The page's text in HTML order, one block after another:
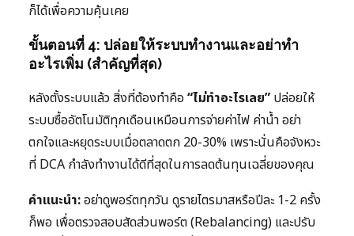
ก็ได้เพื่อความคุ้นเคย
ขั้นตอนที่ 4: ปล่อยให้ระบบทำงานและอย่าทำ
อะไรเพิ่ม (สำคัญที่สุด)
หลังตั้งระบบแล้ว สิ่งที่ต้องทำคือ “ไม่ทำอะไรเลย” ปล่อยให้
ระบบซื้ออัตโนมัติทุกเดือนเหมือนการจ่ายค่าไฟ ค่าน้ำ อย่า
ตกใจและหยุดระบบเมื่อตลาดตก 20-30% เพราะนั่นคือจังหวะ
ที่ DCA กำลังทำงานได้ดีที่สุดในการลดต้นทุนเฉลี่ยของคุณ
คำแนะนำ:อย่าดูพอร์ตทุกวัน ดูรายไตรมาสหรือปีละ 1-2 ครั้ง
ก็พอ เพื่อตรวจสอบสัดส่วนพอร์ต (Rebalancing) และปรับ